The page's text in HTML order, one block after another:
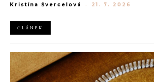
nové generace influencerů a fenoménu
ale příslušnost k nejrychlejší fashion komunitě
"Racing Core" stala uniforma ulice a proč nás
Kristína Švercelová - 21. 7. 2026
ČLÁNEK